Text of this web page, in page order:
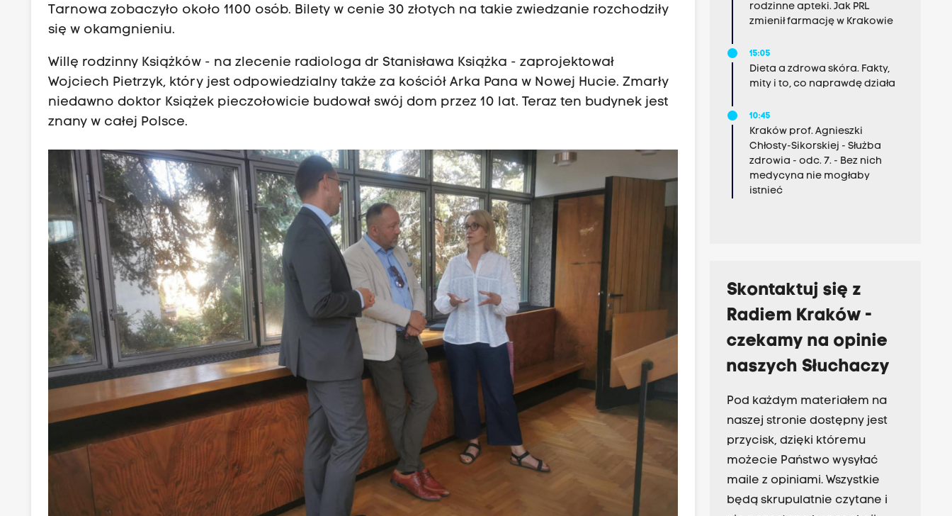
Tarnowa zobaczyło około 1100 osób. Bilety w cenie 30 złotych na takie zwiedzanie rozchodziły
się w okamgnieniu.
Willę rodzinny Książków - na zlecenie radiologa dr Stanisława Książka - zaprojektował
Wojciech Pietrzyk, który jest odpowiedzialny także za kościół Arka Pana w Nowej Hucie. Zmarły
niedawno doktor Książek pieczołowicie budował swój dom przez 10 lat. Teraz ten budynek jest
znany w całej Polsce.
rodzinne apteki. Jak PRL
zmienił farmację w Krakowie
15:05
Dieta a zdrowa skóra. Fakty,
mity i to, co naprawdę działa
10:45
Kraków prof. Agnieszki
Chłosty-Sikorskiej - Służba
zdrowia - odc. 7. - Bez nich
medycyna nie mogłaby
istnieć
Skontaktuj się z
Radiem Kraków -
czekamy na opinie
naszych Słuchaczy
Pod każdym materiałem na
naszej stronie dostępny jest
przycisk, dzięki któremu
możecie Państwo wysyłać
maile z opiniami. Wszystkie
będą skrupulatnie czytane i